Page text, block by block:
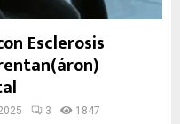
Esclerosis
3 1847